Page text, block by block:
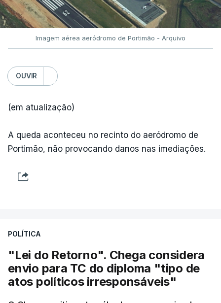
Imagem aérea aeródromo de Portimão - Arquivo
OUVIR
(em atualização)
A queda aconteceu no recinto do aeródromo de
Portimão, não provocando danos nas imediações.
POLÍTICA
"Lei do Retorno". Chega considera
envio para TC do diploma "tipo de
atos políticos irresponsáveis"